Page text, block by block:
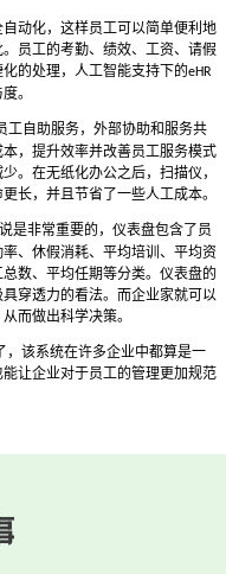
动化，这样员工可以简单便利地
员工的考勤、绩效、工资、请假
的处理，人工智能支持下的eHR
。
工自助服务，外部协助和服务共
，提升效率并改善员工服务模式
。在无纸化办公之后，扫描仪，
长，并且节省了一些人工成本。
是非常重要的，仪表盘包含了员
、休假消耗、平均培训、平均资
数、平均任期等分类。仪表盘的
穿透力的看法。而企业家就可以
而做出科学决策。
，该系统在许多企业中都算是一
让企业对于员工的管理更加规范